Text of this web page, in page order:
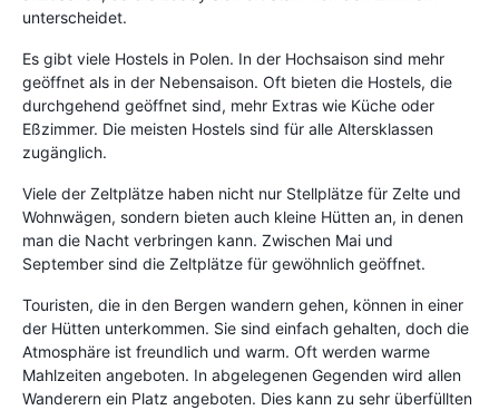
unterscheidet.
Es gibt viele Hostels in Polen. In der Hochsaison sind mehr
geöffnet als in der Nebensaison. Oft bieten die Hostels, die
durchgehend geöffnet sind, mehr Extras wie Küche oder
Eßzimmer. Die meisten Hostels sind für alle Altersklassen
zugänglich.
Viele der Zeltplätze haben nicht nur Stellplätze für Zelte und
Wohnwägen, sondern bieten auch kleine Hütten an, in denen
man die Nacht verbringen kann. Zwischen Mai und
September sind die Zeltplätze für gewöhnlich geöffnet.
Touristen, die in den Bergen wandern gehen, können in einer
der Hütten unterkommen. Sie sind einfach gehalten, doch die
Atmosphäre ist freundlich und warm. Oft werden warme
Mahlzeiten angeboten. In abgelegenen Gegenden wird allen
Wanderern ein Platz angeboten. Dies kann zu sehr überfüllten